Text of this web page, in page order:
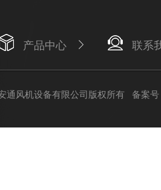
产品中心 联系
通风机设备有限公司版权所有 备案号